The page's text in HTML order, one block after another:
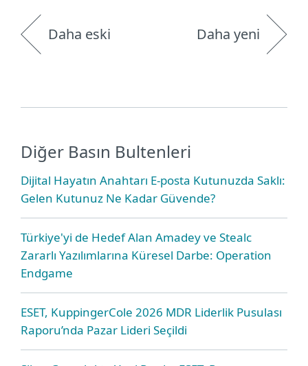
Daha eski Daha yeni
Diğer Basın Bultenleri
Dijital Hayatın Anahtarı E-posta Kutunuzda Saklı:
Gelen Kutunuz Ne Kadar Güvende?
Türkiye'yi de Hedef Alan Amadey ve Stealc
Zararlı Yazılımlarına Küresel Darbe: Operation
Endgame
ESET, KuppingerCole 2026 MDR Liderlik Pusulası
Raporu’nda Pazar Lideri Seçildi